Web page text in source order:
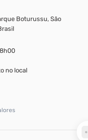
Boturussu, São
no local